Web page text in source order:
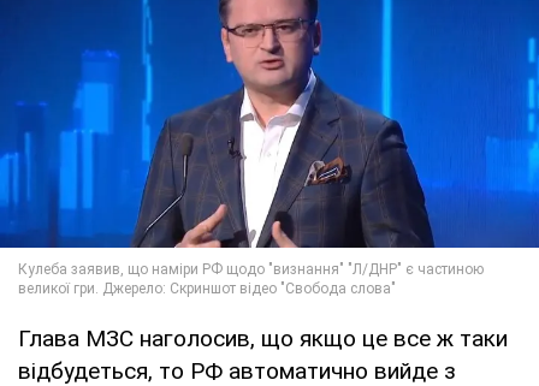
Глава МЗС наголосив, що якщо це все ж таки
відбудеться, то РФ автоматично вийде з